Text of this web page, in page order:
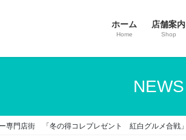
ホーム
Home
店舗案内
Shop
NEWS
専門店街 「冬の得コレプレゼント 紅白グルメ合戦」